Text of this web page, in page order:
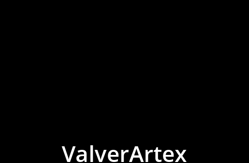
ValverArtex